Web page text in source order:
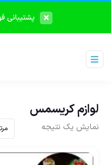
پشتیبانی فوری
لوازم کریسمس
نمایش یک نتیجه